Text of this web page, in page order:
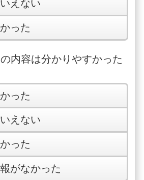
えない
った
内容は分かりやすかった
った
えない
った
がなかった